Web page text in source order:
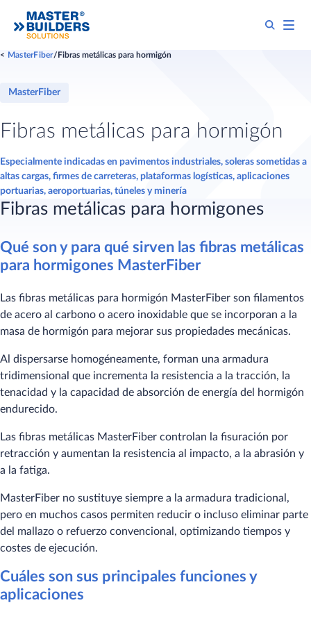
MasterFiber Fibras metálicas para hormigón
MasterFiber
Fibras metálicas para hormigón
Especialmente indicadas en pavimentos industriales, soleras sometidas a
altas cargas, firmes de carreteras, plataformas logísticas, aplicaciones
portuarias, aeroportuarias, túneles y minería
Fibras metálicas para hormigones
Qué son y para qué sirven las fibras metálicas
para hormigones MasterFiber
Las fibras metálicas para hormigón MasterFiber son filamentos
de acero al carbono o acero inoxidable que se incorporan a la
masa de hormigón para mejorar sus propiedades mecánicas.
Al dispersarse homogéneamente, forman una armadura
tridimensional que incrementa la resistencia a la tracción, la
tenacidad y la capacidad de absorción de energía del hormigón
endurecido.
Las fibras metálicas MasterFiber controlan la fisuración por
retracción y aumentan la resistencia al impacto, a la abrasión y
a la fatiga.
MasterFiber no sustituye siempre a la armadura tradicional,
pero en muchos casos permiten reducir o incluso eliminar parte
del mallazo o refuerzo convencional, optimizando tiempos y
costes de ejecución.
Cuáles son sus principales funciones y
aplicaciones